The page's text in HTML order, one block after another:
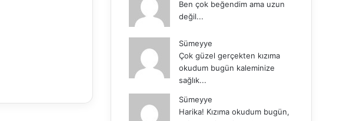
Ben çok beğendim ama uzun
değil...
Sümeyye
Çok güzel gerçekten kızıma
okudum bugün kaleminize
sağlık...
Sümeyye
Harika! Kızıma okudum bugün,